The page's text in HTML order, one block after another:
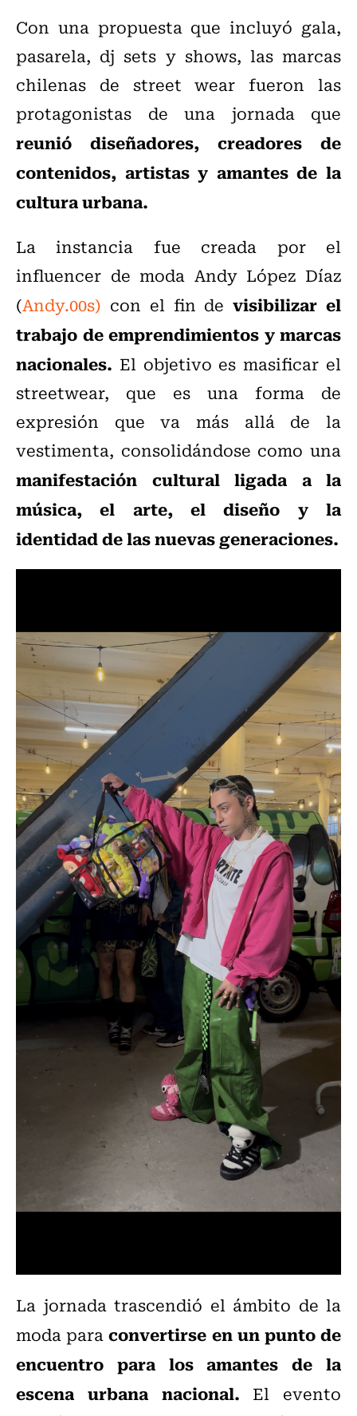
Con una propuesta que incluyó gala,
pasarela, dj sets y shows, las marcas
chilenas de street wear fueron las
protagonistas de una jornada que
reunió diseñadores, creadores de
contenidos, artistas y amantes de la
cultura urbana.
La instancia fue creada por el
influencer de moda Andy López Díaz
(Andy.00s) con el fin devisibilizar el
trabajo de emprendimientos y marcas
nacionales. El objetivo es masificar el
streetwear, que es una forma de
expresión que va más allá de la
vestimenta, consolidándose como una
manifestación cultural ligada a la
música, el arte, el diseño y la
identidad de las nuevas generaciones.
La jornada trascendió el ámbito de la
moda paraconvertirse en un punto de
encuentro para los amantes de la
escena urbana nacional. El evento